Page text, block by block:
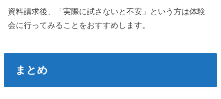
資料請求後、「実際に試さないと不安」という方は体験
会に行ってみることをおすすめします。
まとめ